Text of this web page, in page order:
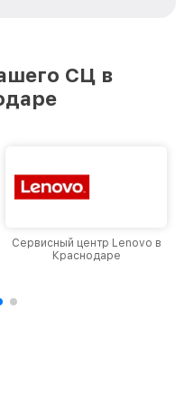
Philips в городе
уровень
СЦ в
Сервисный центр Lenovo в
Краснодаре